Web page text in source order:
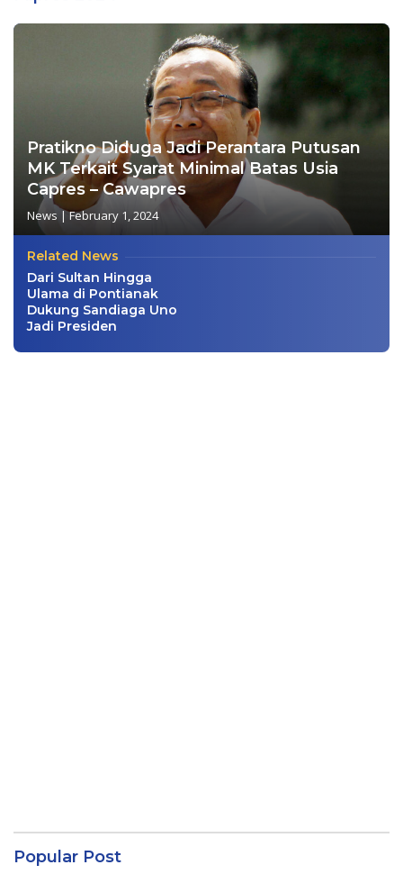
Pratikno Diduga Jadi Perantara Putusan
MK Terkait Syarat Minimal Batas Usia
Capres – Cawapres
News |February 1, 2024
Related News
Dari Sultan Hingga
Ulama di Pontianak
Dukung Sandiaga Uno
Jadi Presiden
Popular Post